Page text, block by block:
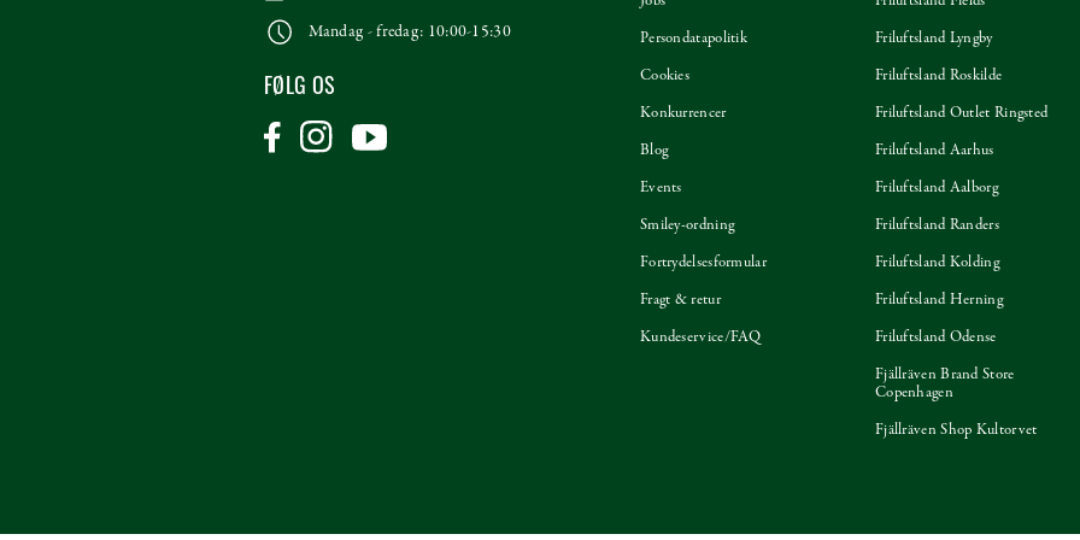
Mandag - fredag: 10:00-15:30
FØLG OS
Persondatapolitik
Cookies
Konkurrencer
Blog
Events
Smiley-ordning
Fortrydelsesformular
Fragt & retur
Kundeservice/FAQ
Friluftsland Lyngby
Friluftsland Roskilde
Friluftsland Outlet Ringsted
Friluftsland Aarhus
Friluftsland Aalborg
Friluftsland Randers
Friluftsland Kolding
Friluftsland Herning
Friluftsland Odense
Fjällräven Brand Store
Copenhagen
Fjällräven Shop Kultorvet